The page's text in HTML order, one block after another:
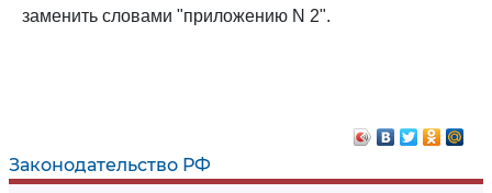
Законодательство РФ
заменить словами "приложению N 2".